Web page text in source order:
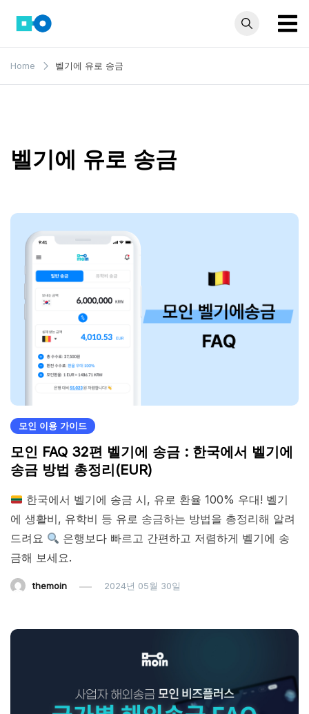
content
모인 해
외송금
Home 벨기에 유로 송금
벨기에 유로 송금
모인 이용 가이드
모인 FAQ 32편 벨기에 송금 : 한국에서 벨기에
송금 방법 총정리(EUR)
한국에서 벨기에 송금 시, 유로 환율 100% 우대! 벨기
에 생활비, 유학비 등 유로 송금하는 방법을 총정리해 알려
드려요
은행보다 빠르고 간편하고 저렴하게 벨기에 송
금해 보세요.
themoin 2024년 05월 30일